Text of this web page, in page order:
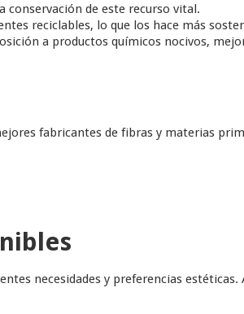
conservación de este recurso vital.
reciclables, lo que los hace más
a productos químicos nocivos,
fabricantes de fibras y materias
necesidades y preferencias estéticas.